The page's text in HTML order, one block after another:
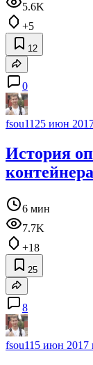
5.6K
+5
12
0
fsou1125 июн
История
контейнера
6 мин
7.7K
+18
25
8
fsou11 5 июн 2017